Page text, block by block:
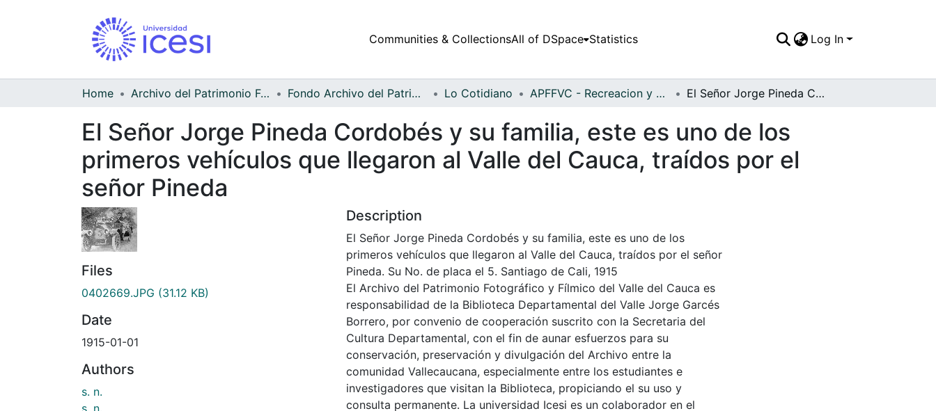
Communities & CollectionsAll of DSpace Statistics Log In
Home Archivo del Patrimonio Fotográfico y Fílmico del Valle del Cauca Fondo Archivo del Patrimonio Fotográfico y Fílmico del Valle del Cauca Lo Cotidiano APFFVC - Recreacion y Paseo - Patrimonial El Señor Jorge Pineda Cordobés y su familia, este es uno de los primeros vehículos que llegaron al Valle del Cauca, traídos por el señor Pineda
El Señor Jorge Pineda Cordobés y su familia, este es uno de los
primeros vehículos que llegaron al Valle del Cauca, traídos por el
señor Pineda
Files
0402669.JPG (31.12 KB)
Date
1915-01-01
Authors
s. n.
s. n.
Description
El Señor Jorge Pineda Cordobés y su familia, este es uno de los
primeros vehículos que llegaron al Valle del Cauca, traídos por el señor
Pineda. Su No. de placa el 5. Santiago de Cali, 1915
El Archivo del Patrimonio Fotográfico y Fílmico del Valle del Cauca es
responsabilidad de la Biblioteca Departamental del Valle Jorge Garcés
Borrero, por convenio de cooperación suscrito con la Secretaria del
Cultura Departamental, con el fin de aunar esfuerzos para su
conservación, preservación y divulgación del Archivo entre la
comunidad Vallecaucana, especialmente entre los estudiantes e
investigadores que visitan la Biblioteca, propiciando el su uso y
consulta permanente. La universidad Icesi es un colaborador en el